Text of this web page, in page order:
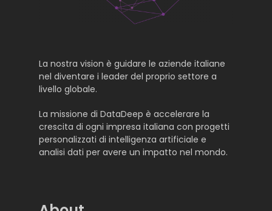
La nostra vision è guidare le aziende italiane
nel diventare i leader del proprio settore a
livello globale.
La missione di DataDeep è accelerare la
crescita di ogni impresa italiana con progetti
personalizzati di intelligenza artificiale e
analisi dati per avere un impatto nel mondo.